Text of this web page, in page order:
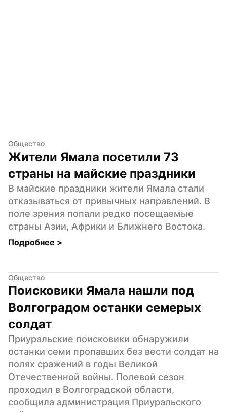
Общество
Жители Ямала посетили 73
страны на майские праздники
В майские праздники жители Ямала стали
отказываться от привычных направлений. В
поле зрения попали редко посещаемые
страны Азии, Африки и Ближнего Востока.
Подробнее >
Общество
Поисковики Ямала нашли под
Волгоградом останки семерых
солдат
Приуральские поисковики обнаружили
останки семи пропавших без вести солдат на
полях сражений в годы Великой
Отечественной войны. Полевой сезон
проходил в Волгоградской области,
сообщила администрация Приуральского